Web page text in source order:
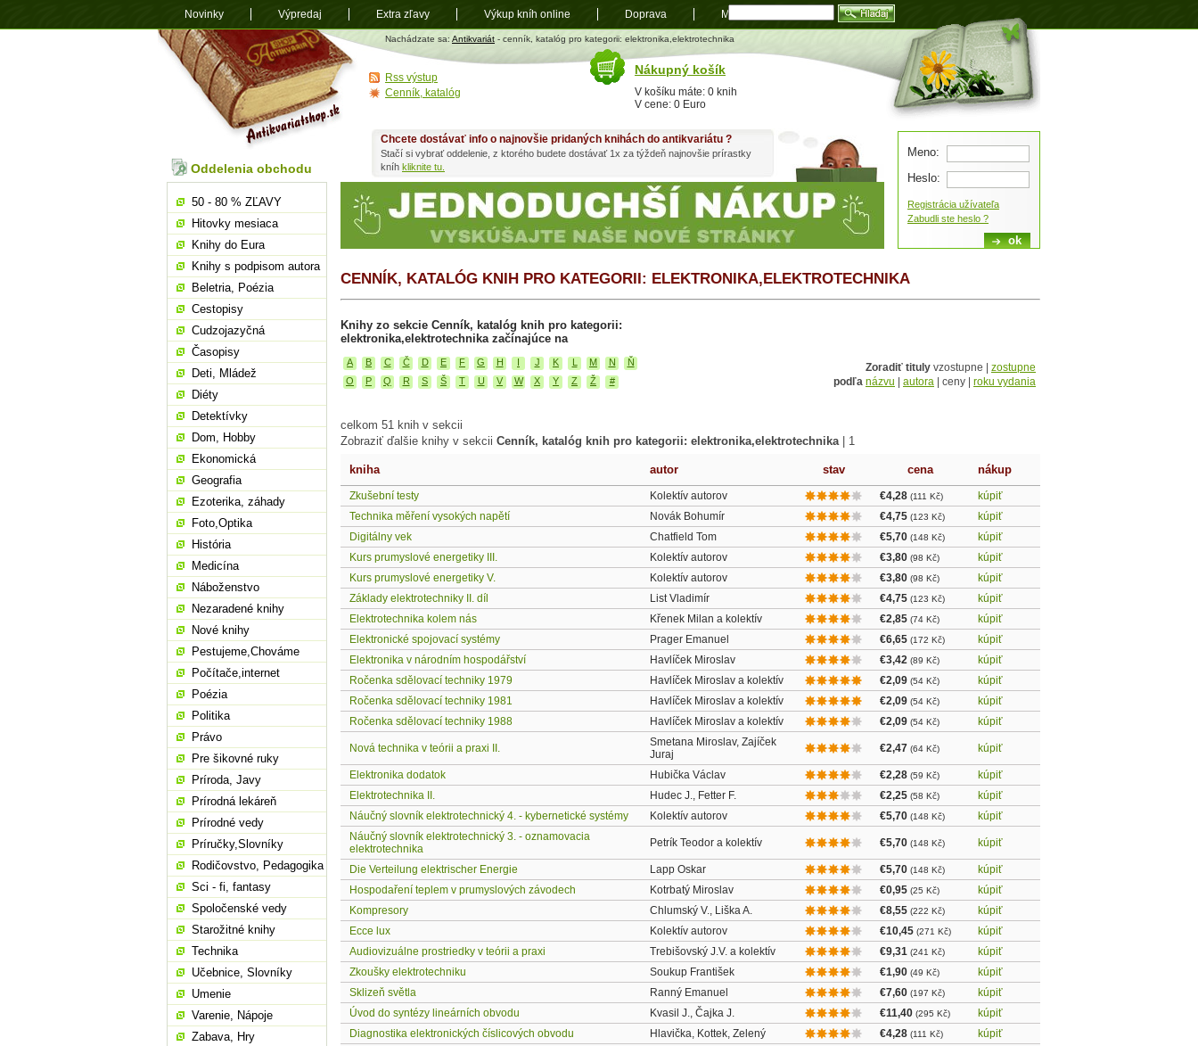
Antikvariát
shop.sk
Nachádzate sa: Antikvariát - cenník, katalóg pro kategorii: elektronika,elektrotechnika
CENNÍK, KATALÓG KNIH PRO KATEGORII: ELEKTRONIKA,ELEKTROTECHNIKA
Knihy zo sekcie Cenník, katalóg knih pro kategorii:
elektronika,elektrotechnika začínajúce na
A B C Č D E F G H J K M N
Ň
O
P Q R S Š T U V W X Y Z Ž #
Zoradiť tituly vzostupne | zostupne
podľa názvu autora | ceny | roku vydania
celkom 51 knih v sekcii
Zobraziť ďalšie knihy v sekcii Cenník, katalóg knih pro kategorii: elektronika,elektrotechnika| 1
kniha autor stav cena nákup
Zkušební testy Kolektív autorov €4,28 (111 Kč)
kúpiť
Technika měření vysokých napětí
Novák Bohumír €4,75 (123 Kč)
kúpiť
Digitálny vek
Chatfield Tom €5,70 (148 Kč)
kúpiť
Kurs prumyslové energetiky III.
Kolektív autorov €3,80 (98 Kč)
kúpiť
Kurs prumyslové energetiky V.
Kolektív autorov €3,80 (98 Kč)
kúpiť
Základy elektrotechniky II. díl
List Vladimír €4,75 (123 Kč)
kúpiť
Elektrotechnika kolem nás
Křenek Milan a kolektív €2,85 (74 Kč)
kúpiť
Elektronické spojovací systémy
Prager Emanuel €6,65 (172 Kč)
kúpiť
Elektronika v národním hospodářství
Havlíček Miroslav €3,42 (89 Kč)
kúpiť
Ročenka sdělovací techniky 1979
Havlíček Miroslav a kolektív €2,09 (54 Kč)
kúpiť
Ročenka sdělovací techniky 1981
Havlíček Miroslav a kolektív €2,09 (54 Kč)
kúpiť
Ročenka sdělovací techniky 1988
Havlíček Miroslav a kolektív €2,09 (54 Kč) kúpiť
Nová technika v teórii a praxi II.
Smetana Miroslav, Zajíček
Juraj
€2,47 (64 Kč) kúpiť
Elektronika dodatok Hubička Václav €2,28 (59 Kč)
kúpiť
Elektrotechnika II.
Hudec J., Fetter F. €2,25 (58 Kč)
kúpiť
Náučný slovník elektrotechnický 4. - kybernetické systémy
Kolektív autorov €5,70 (148 Kč)
kúpiť
Náučný slovník elektrotechnický 3. - oznamovacia
elektrotechnika
Petrík Teodor a kolektív €5,70 (148 Kč) kúpiť
Die Verteilung elektrischer Energie Lapp Oskar €5,70 (148 Kč)
kúpiť
Hospodaření teplem v prumyslových závodech
Kotrbatý Miroslav €0,95 (25 Kč)
kúpiť
Kompresory
Chlumský V., Liška A. €8,55 (222 Kč)
kúpiť
Ecce lux
Kolektív autorov €10,45 (271 Kč)
kúpiť
Audiovizuálne prostriedky v teórii a praxi
Trebišovský J.V. a kolektív €9,31 (241 Kč)
kúpiť
Zkoušky elektrotechniku
Soukup František €1,90 (49 Kč)
kúpiť
Sklizeň světla
Ranný Emanuel €7,60 (197 Kč)
kúpiť
Úvod do syntézy lineárních obvodu
Kvasil J., Čajka J. €11,40 (295 Kč)
kúpiť
Diagnostika elektronických číslicových obvodu
Hlavička, Kottek, Zelený €4,28 (111 Kč)
kúpiť
Chcete dostávať info o najnovšie pridaných knihách do antikvariátu ?
Stačí si vybrať oddelenie, z ktorého budete dostávať 1x za týždeň najnovšie prírastky
kníh kliknite tu.
Oddelenia obchodu
50 - 80 % ZĽAVY
Hitovky mesiaca
Knihy do Eura
Knihy s podpisom autora
Beletria, Poézia
Cestopisy
Cudzojazyčná
Časopisy
Deti, Mládež
Diéty
Detektívky
Dom, Hobby
Ekonomická
Geografia
Ezoterika, záhady
Foto,Optika
História
Medicína
Náboženstvo
Nezaradené knihy
Nové knihy
Pestujeme,Chováme
Počítače,internet
Poézia
Politika
Právo
Pre šikovné ruky
Príroda, Javy
Prírodná lekáreň
Prírodné vedy
Príručky,Slovníky
Rodičovstvo, Pedagogika
Sci - fi, fantasy
Spoločenské vedy
Starožitné knihy
Technika
Učebnice, Slovníky
Umenie
Varenie, Nápoje
Zabava, Hry
Meno:
Heslo:
Registrácia užívateľa
Zabudli ste heslo ?
Nákupný košík
V košíku máte: 0 knih
V cene: 0 Euro
Rss výstup
Cenník, katalóg
Novinky Výpredaj Extra zľavy Výkup kníh online Doprava Mapa